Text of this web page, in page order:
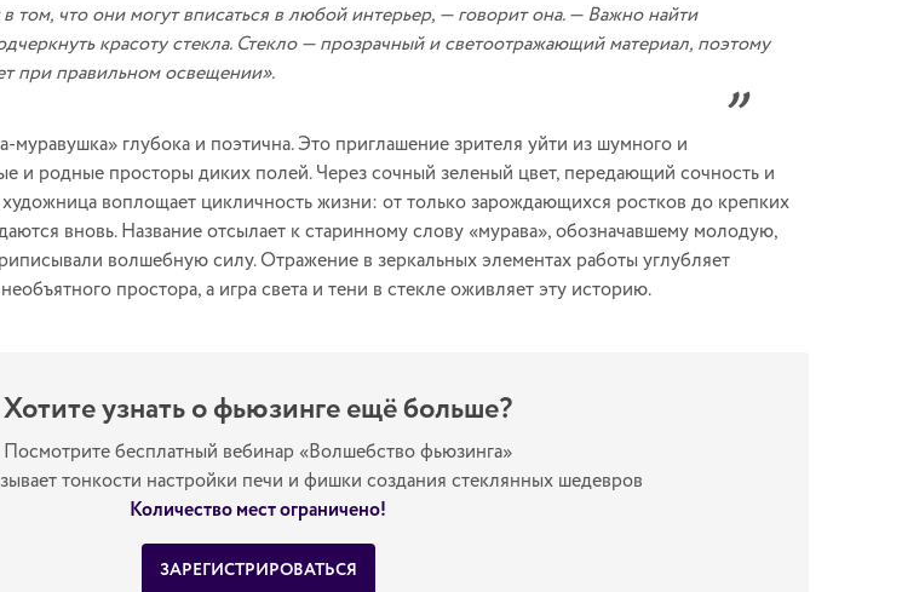
том, что они могут вписаться в любой интерьер, — говорит она. — Важно найти
красоту стекла. Стекло — прозрачный и светоотражающий материал, поэтому
при правильном освещении».
глубока и поэтична. Это приглашение зрителя уйти из шумного и
и родные просторы диких полей. Через сочный зеленый цвет, передающий сочность и
художница воплощает цикличность жизни: от только зарождающихся ростков до крепких
вновь. Название отсылает к старинному слову «мурава», обозначавшему молодую,
волшебную силу. Отражение в зеркальных элементах работы углубляет
простора, а игра света и тени в стекле оживляет эту историю.
Хотите узнать о фьюзинге ещё больше?
Посмотрите бесплатный вебинар «Волшебство фьюзинга»
тонкости настройки печи и фишки создания стеклянных шедевров
Количество мест ограничено!
ЗАРЕГИСТРИРОВАТЬСЯ